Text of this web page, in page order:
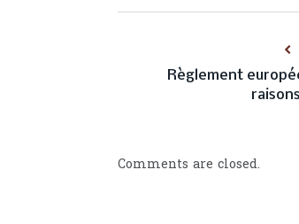
Règlement
Comments are closed.